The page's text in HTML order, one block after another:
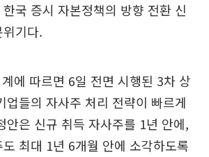
국 증시 자본정책의 방향 전환 신
기다.
에 따르면 6일 전면 시행된 3차 상
업들의 자사주 처리 전략이 빠르게
안은 신규 취득 자사주를 1년 안에,
최대 1년 6개월 안에 소각하도록